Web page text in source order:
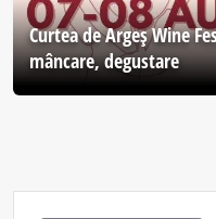
Curtea de Argeş Wine
mâncare, degustare